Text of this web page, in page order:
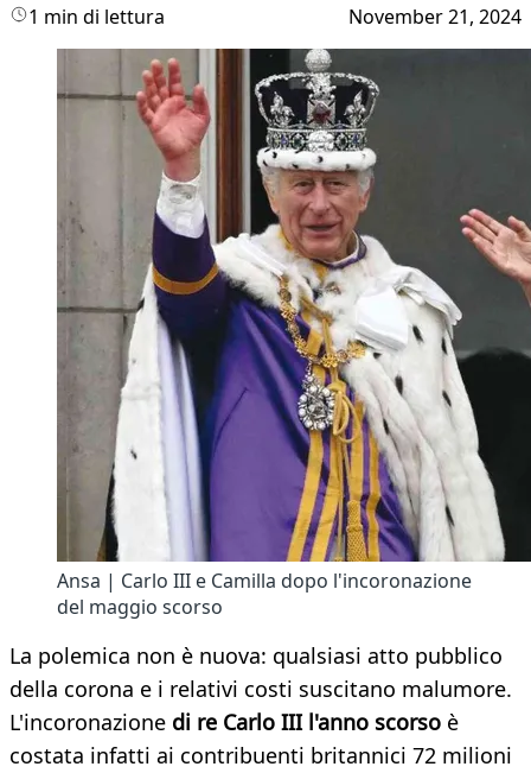
1 min di lettura November 21, 2024
Ansa | Carlo III e Camilla dopo l'incoronazione
del maggio scorso
La polemica non è nuova: qualsiasi atto pubblico
della corona e i relativi costi suscitano malumore.
L'incoronazione di re Carlo III l'anno scorso è
costata infatti ai contribuenti britannici 72 milioni